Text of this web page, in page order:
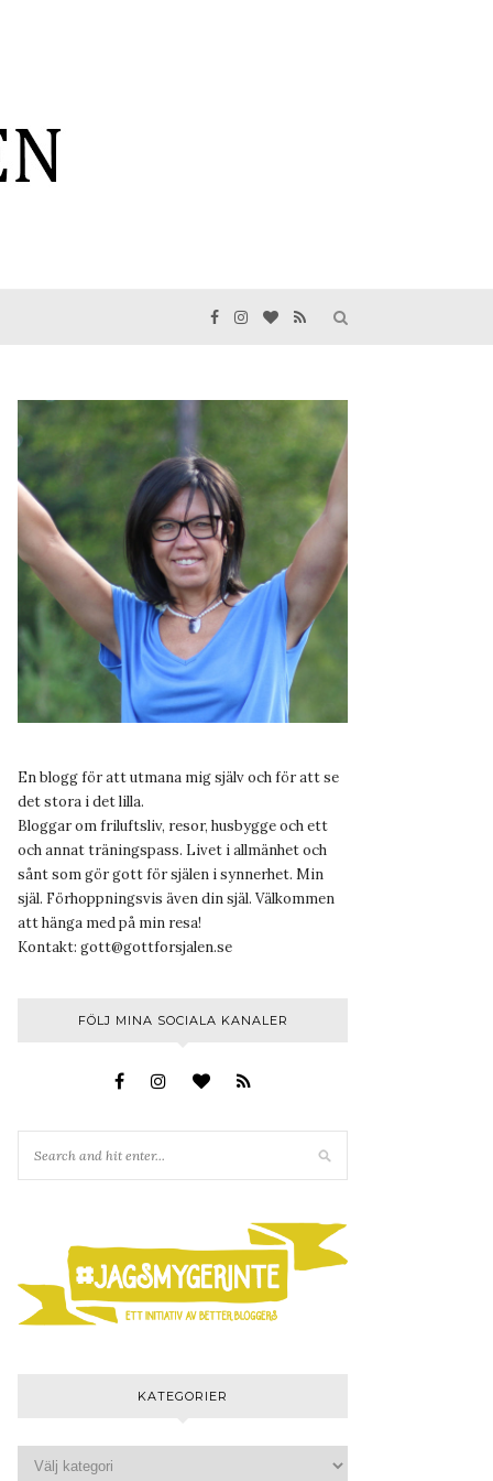
En blogg för att utmana mig själv och för att se
det stora i det lilla.
Bloggar om friluftsliv, resor, husbygge och ett
och annat träningspass. Livet i allmänhet och
sånt som gör gott för själen i synnerhet. Min
själ. Förhoppningsvis även din själ. Välkommen
att hänga med på min resa!
Kontakt: gott@gottforsjalen.se
FÖLJ MINA SOCIALA KANALER
KATEGORIER